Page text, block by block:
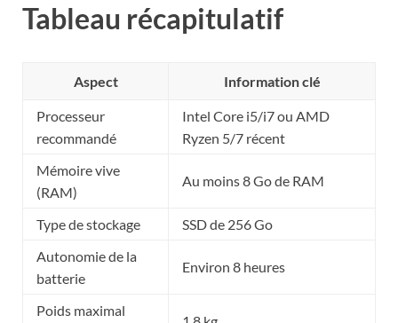
Tableau récapitulatif
Aspect Information clé
Processeur
recommandé
Intel Core i5/i7 ou AMD
Ryzen 5/7 récent
Mémoire vive
(RAM)
Au moins 8 Go de RAM
Type de stockage
SSD de 256 Go
Autonomie de la
batterie
Environ 8 heures
Poids maximal